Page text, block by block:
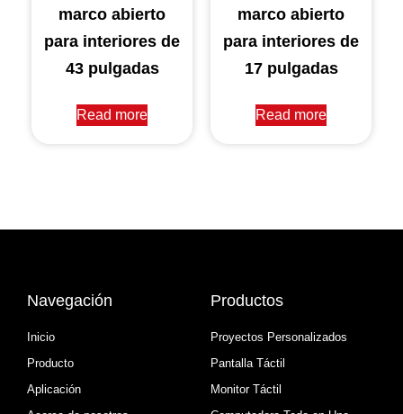
marco abierto
para interiores de
43 pulgadas
Read more
marco abierto
para interiores de
17 pulgadas
Read more
Navegación
Inicio
Producto
Aplicación
Productos
Proyectos Personalizados
Pantalla Táctil
Monitor Táctil